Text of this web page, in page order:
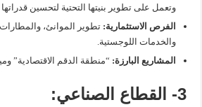
وتعمل على تطوير بنيتها التحتية لتحسين
الفرص الاستثمارية: تطوير الموانئ،
والخدمات اللوجستية.
المشاريع البارزة: “منطقة الدقم الاقتصادية”
3- القطاع الصناعي: